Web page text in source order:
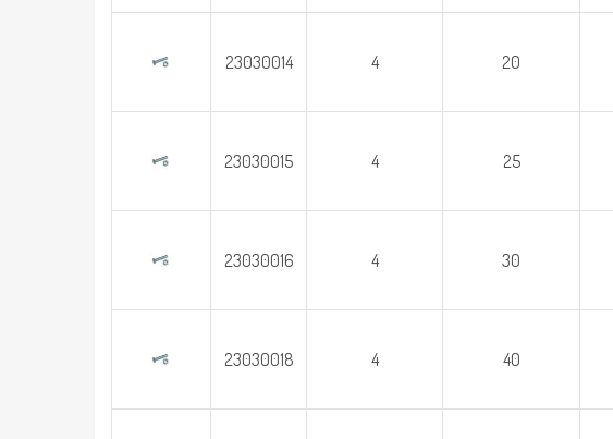
23030014 4 20
23030015 4 25
23030016 4 30
23030018 4 40